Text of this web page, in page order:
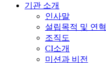
기관 소개
인사말
설립목적 및 연혁
조직도
CI소개
미션과 비전